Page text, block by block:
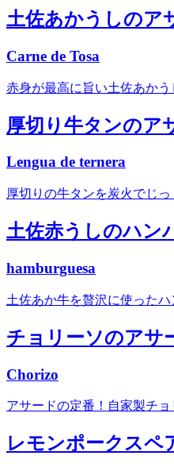
土佐あかうしのア
Carne de Tosa
赤身が最高に旨い土佐あかう
厚切り牛タンのア
Lengua de ternera
厚切りの牛タンを炭火でじ
土佐赤うしのハン
hamburguesa
土佐あか牛を贅沢に使った
チョリーソのアサ
Chorizo
アサードの定番！自家製チョ
レモンポークスペ